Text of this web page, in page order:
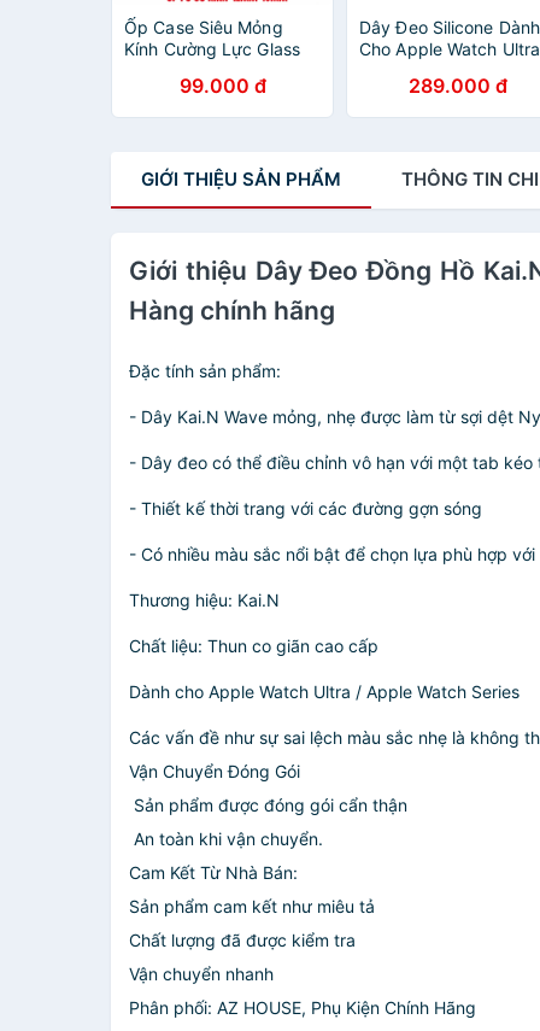
Ốp Case Siêu Mỏng
Kính Cường Lực Glass
Series 10 Size 42mm-
46mm_ Hàng Chính
99.000 đ
Dây Đeo Silicone Dành
Cho Apple Watch
Kai.N Sport Buckle
Color Band- Hàng
289.000 đ
GIỚI THIỆU SẢN PHẨM THÔNG TIN
Giới thiệu Dây Đeo Đồng Hồ
Hàng chính hãng
Đặc tính sản phẩm:
- Dây Kai.N Wave mỏng, nhẹ được làm từ sợi dệt
- Dây đeo có thể điều chỉnh vô hạn với một tab
- Thiết kế thời trang với các đường gợn sóng
- Có nhiều màu sắc nổi bật để chọn lựa phù hợp
Thương hiệu: Kai.N
Chất liệu: Thun co giãn cao cấp
Dành cho Apple Watch Ultra / Apple Watch Series
Các vấn đề như sự sai lệch màu sắc nhẹ là không
Vận Chuyển Đóng Gói
️ Sản phẩm được đóng gói cẩn thận
️ An toàn khi vận chuyển.
Cam Kết Từ Nhà Bán:
️Sản phẩm cam kết như miêu tả
️Chất lượng đã được kiểm tra
️Vận chuyển nhanh
Phân phối: AZ HOUSE, Phụ Kiện Chính Hãng